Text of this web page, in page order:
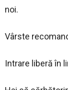
noi.
Vârste
Intrare liberă în